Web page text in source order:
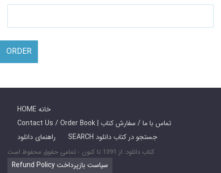
ORDER
HOME خانه
Contact Us / Order Book | تماس با ما / سفارش کتاب
راهنمای دانلود
SEARCH جستجو در کتاب دانلود
کتاب دانلود: از 1391 تا کنون - تمامی حقوق محفوظ است
Refund Policy سیاست بازپرداخت